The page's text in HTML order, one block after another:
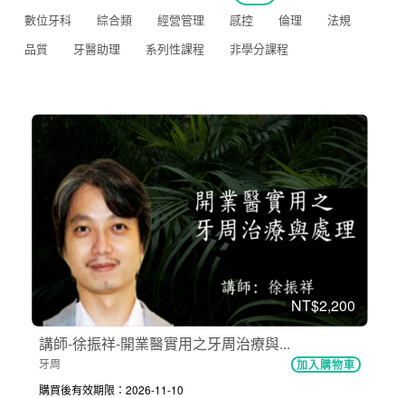
數位牙科
綜合類 經營管理 感控 倫理
法規
品質
牙醫助理 系列性課程 非學分課程
NT$2,200
講師-徐振祥-開業醫實用之牙周治療與...
牙周 加入購物車
購買後有效期限：2026-11-10